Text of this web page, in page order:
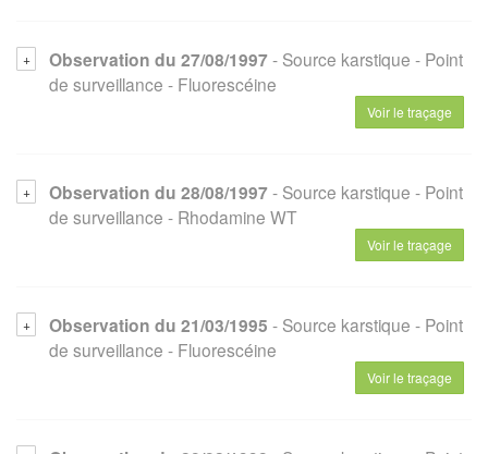
Observation du 27/08/1997- Source karstique - Point
de surveillance - Fluorescéine
Voir le traçage
Observation du 28/08/1997- Source karstique - Point
de surveillance - Rhodamine WT
Voir le traçage
Observation du 21/03/1995 - Source karstique - Point
de surveillance - Fluorescéine
Voir le traçage